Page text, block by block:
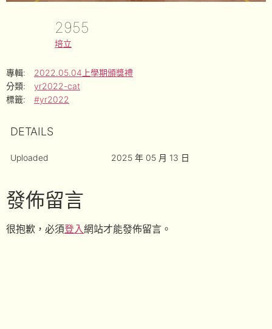
2955
培立
專輯:
2022.05.04上學期頒獎禮
分類:
yr2022-cat
標籤:
#yr2022
DETAILS
Uploaded 2025 年 05 月 13 日
發佈留言
很抱歉，必須登入網站才能發佈留言。